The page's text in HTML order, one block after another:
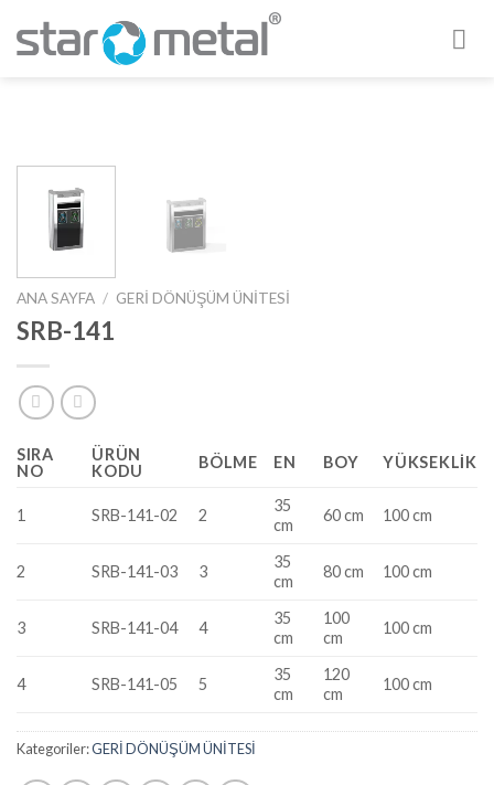
ANA SAYFA / GERİ DÖNÜŞÜM ÜNİTESİ
SRB-141
SIRA
NO
ÜRÜN
KODU
BÖLME EN BOY YÜKSEKLIK
1 SRB-141-02 2
35
cm
60 cm 100 cm
2 SRB-141-03 3
35
cm
80 cm 100 cm
3 SRB-141-04 4
35
cm
100
cm
100 cm
4 SRB-141-05 5
35
cm
120
cm
100 cm
Kategoriler:GERİ DÖNÜŞÜM ÜNİTESİ